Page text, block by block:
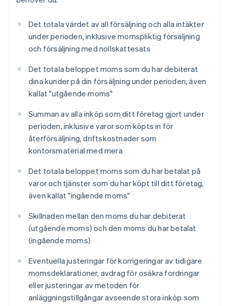
Det totala värdet av all försäljning och alla intäkter
under perioden, inklusive momspliktig försäljning
och försäljning med nollskattesats
Det totala beloppet moms som du har debiterat
dina kunder på din försäljning under perioden, även
kallat "utgående moms"
Summan av alla inköp som ditt företag gjort under
perioden, inklusive varor som köpts in för
återförsäljning, driftskostnader som
kontorsmaterial med mera
Det totala beloppet moms som du har betalat på
varor och tjänster som du har köpt till ditt företag,
även kallat "ingående moms"
Skillnaden mellan den moms du har debiterat
(utgående moms) och den moms du har betalat
(ingående moms)
Eventuella justeringar för korrigeringar av tidigare
momsdeklarationer, avdrag för osäkra fordringar
eller justeringar av metoden för
anläggningstillgångar avseende stora inköp som